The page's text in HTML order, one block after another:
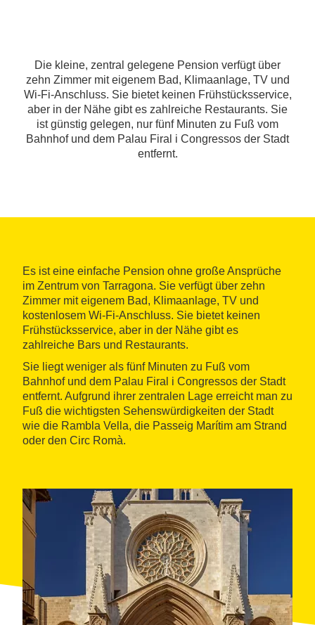
Die kleine, zentral gelegene Pension verfügt über
zehn Zimmer mit eigenem Bad, Klimaanlage, TV und
Wi-Fi-Anschluss. Sie bietet keinen Frühstücksservice,
aber in der Nähe gibt es zahlreiche Restaurants. Sie
ist günstig gelegen, nur fünf Minuten zu Fuß vom
Bahnhof und dem Palau Firal i Congressos der Stadt
entfernt.
Es ist eine einfache Pension ohne große Ansprüche
im Zentrum von Tarragona. Sie verfügt über zehn
Zimmer mit eigenem Bad, Klimaanlage, TV und
kostenlosem Wi-Fi-Anschluss. Sie bietet keinen
Frühstücksservice, aber in der Nähe gibt es
zahlreiche Bars und Restaurants.
Sie liegt weniger als fünf Minuten zu Fuß vom
Bahnhof und dem Palau Firal i Congressos der Stadt
entfernt. Aufgrund ihrer zentralen Lage erreicht man zu
Fuß die wichtigsten Sehenswürdigkeiten der Stadt
wie die Rambla Vella, die Passeig Marítim am Strand
oder den Circ Romà.